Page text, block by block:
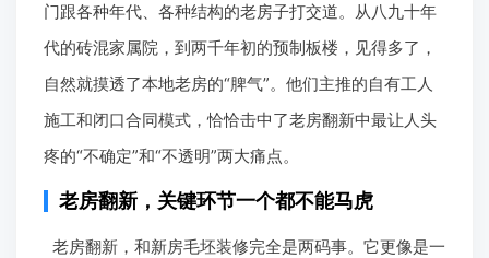
门跟各种年代、各种结构的老房子打交道。从八九十年
代的砖混家属院，到两千年初的预制板楼，见得多了，
自然就摸透了本地老房的“脾气”。他们主推的自有工人
施工和闭口合同模式，恰恰击中了老房翻新中最让人头
疼的“不确定”和“不透明”两大痛点。
老房翻新，关键环节一个都不能马虎
老房翻新，和新房毛坯装修完全是两码事。它更像是一